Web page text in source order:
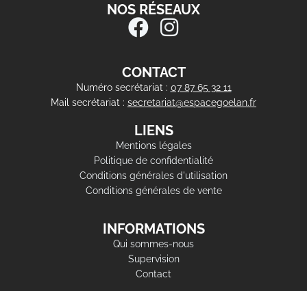
NOS RÉSEAUX
CONTACT
Numéro secrétariat : 07 87 65 32 11
Mail secrétariat : secretariat@espacegoelan.fr
LIENS
Mentions légales
Politique de confidentialité
Conditions générales d'utilisation
Conditions générales de vente
INFORMATIONS
Qui sommes-nous
Supervision
Contact